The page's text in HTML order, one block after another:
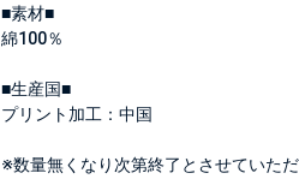
■素材■
綿100％
■生産国■
プリント加工：中国
※数量無くなり次第終了とさせていただ